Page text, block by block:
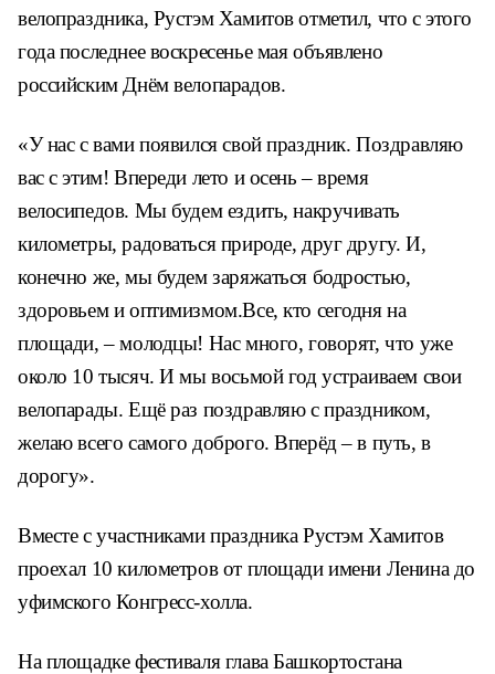
велопраздника, Рустэм Хамитов отметил, что с этого
года последнее воскресенье мая объявлено
российским Днём велопарадов.
«У нас с вами появился свой праздник. Поздравляю
вас с этим! Впереди лето и осень – время
велосипедов. Мы будем ездить, накручивать
километры, радоваться природе, друг другу. И,
конечно же, мы будем заряжаться бодростью,
здоровьем и оптимизмом.Все, кто сегодня на
площади, – молодцы! Нас много, говорят, что уже
около 10 тысяч. И мы восьмой год устраиваем свои
велопарады. Ещё раз поздравляю с праздником,
желаю всего самого доброго. Вперёд – в путь, в
дорогу».
Вместе с участниками праздника Рустэм Хамитов
проехал 10 километров от площади имени Ленина до
уфимского Конгресс-холла.
На площадке фестиваля глава Башкортостана